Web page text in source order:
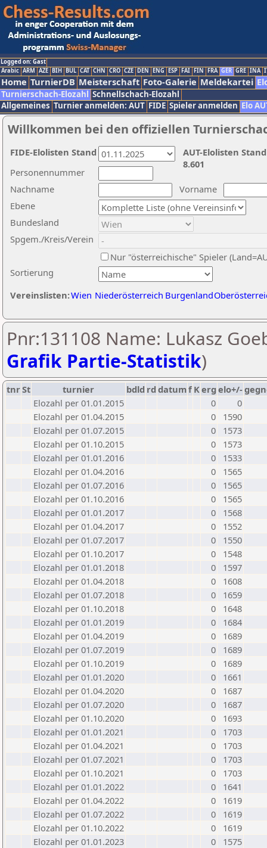
Logged on: Gast
Arabic ARM AZE BIH BUL CAT CHN CRO CZE DEN ENG ESP FAI FIN FRA GER GRE INA
Home TurnierDB Meisterschaft Foto-Galerie Meldekartei
Turnierschach-Elozahl Schnellschach-Elozahl
Allgemeines Turnier anmelden: AUT FIDE Spieler anmelden Elo
Willkommen bei den offiziellen
Nachname
Vorname
Ebene
Sortierung
Personennummer
Bundesland
Spgem./Kreis/Verein
Nur "österreichische" Spieler
Vereinslisten:Wien Niederösterreich Burgenland
AUT-Elolisten
8.601
FIDE-Elolisten Stand
Pnr:131108 Name: Lukasz
Grafik Partie-Statistik)
tnrSt turnier bdld rd datumf Kerg elo+/-
Elozahl per 01.01.2015
0
0
Elozahl per 01.04.2015
0
1590
Elozahl per 01.07.2015
0
1573
Elozahl per 01.10.2015
0
1573
Elozahl per 01.01.2016
0
1533
Elozahl per 01.04.2016
0
1565
Elozahl per 01.07.2016
0
1565
Elozahl per 01.10.2016
0
1565
Elozahl per 01.01.2017
0
1568
Elozahl per 01.04.2017
0
1552
Elozahl per 01.07.2017
0
1550
Elozahl per 01.10.2017
0
1548
Elozahl per 01.01.2018
0
1597
Elozahl per 01.04.2018
0
1608
Elozahl per 01.07.2018
0
1659
Elozahl per 01.10.2018
0
1648
Elozahl per 01.01.2019
0
1684
Elozahl per 01.04.2019
0
1689
Elozahl per 01.07.2019
0
1689
Elozahl per 01.10.2019
0
1689
Elozahl per 01.01.2020
0
1661
Elozahl per 01.04.2020
0
1687
Elozahl per 01.07.2020
0
1687
Elozahl per 01.10.2020
0
1693
Elozahl per 01.01.2021
0
1703
Elozahl per 01.04.2021
0
1703
Elozahl per 01.07.2021
0
1703
Elozahl per 01.10.2021
0
1703
Elozahl per 01.01.2022
0
1641
Elozahl per 01.04.2022
0
1619
Elozahl per 01.07.2022
0
1619
Elozahl per 01.10.2022
0
1619
Elozahl per 01.01.2023
0
1575